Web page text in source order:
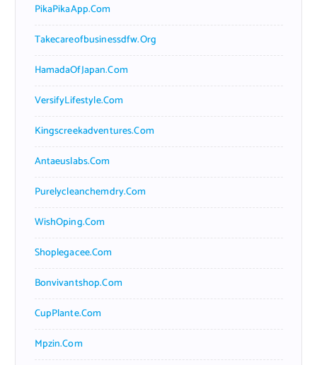
PikaPikaApp.com
Takecareofbusinessdfw.org
HamadaOfJapan.com
VersifyLifestyle.com
Kingscreekadventures.com
Antaeuslabs.com
Purelycleanchemdry.com
WishOping.com
Shoplegacee.com
Bonvivantshop.com
CupPlante.com
Mpzin.com